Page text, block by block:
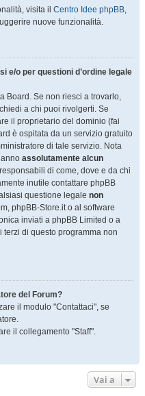
visita il Centro Idee phpBB,
nuove funzionalità.
e/o per questioni d’ordine legale
Board. Se non riesci a trovarlo,
a chi puoi rivolgerti. Se
il proprietario del dominio (fai
è ospitata da un servizio gratuito
di tale servizio. Nota
assolutamente alcun
di come, dove e da chi
inutile contattare phpBB
questione legale non
phpBB-Store.it o al software
inviati a phpBB Limited o a
terzi di questo programma non
del Forum?
il modulo "Contattaci", se
il collegamento "Staff".
Vai a